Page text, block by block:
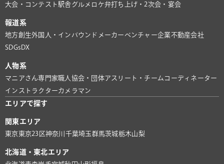
大会・コンテスト 駅舎グルメ ロケ弁打ち上げ・2次会・宴会
報道系
地方創生外国人・インバウンド メーカー ベンチャー企業不動産会社
SDGs DX
人物系
マニアさん専門家 職人 協会・団体アスリート・チーム コーディネーター
インストラクターカメラマン
エリアで探す
関東エリア
東京 東京23区神奈川 千葉埼玉群馬茨城栃木山梨
北海道・東北エリア